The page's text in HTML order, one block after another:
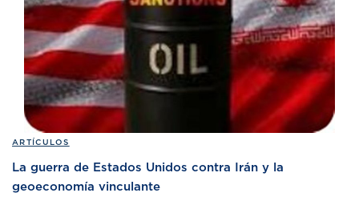
ARTÍCULOS
La guerra de Estados Unidos contra Irán y la
geoeconomía vinculante